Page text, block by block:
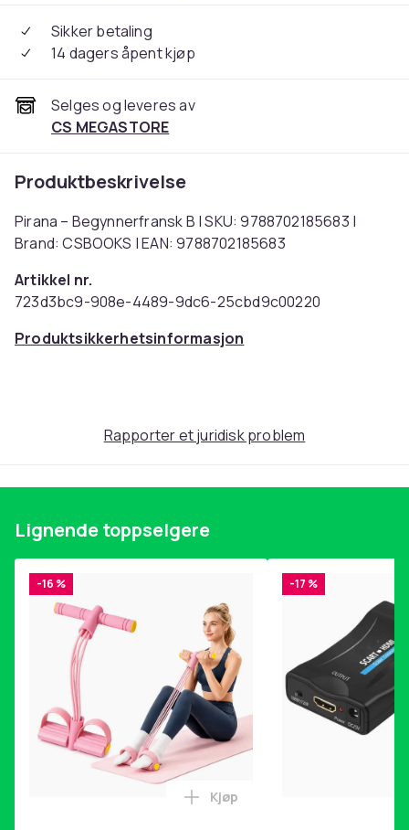
Sikker betaling
14 dagers åpent kjøp
Selges og leveres av
CS MEGASTORE
Produktbeskrivelse
Pirana – Begynnerfransk B | SKU: 9788702185683 |
Brand: CSBOOKS | EAN: 9788702185683
Artikkel nr.
723d3bc9-908e-4489-9dc6-25cbd9c00220
Produktsikkerhetsinformasjon
Rapporter et juridisk problem
Lignende toppselgere
-16 %
Legg Magetrener, 6-rørs
Kjøp
-17 %